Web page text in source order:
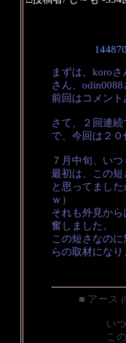
まずは、koro
さん、odin0088
前回はコメント
さて、２回連
で、今回は２０
７月中旬、い
最初は、この
と思ってまし
ｗ）
それも外見か
奮しました。
この短さなの
らの取材にな
■ アース
い
こ